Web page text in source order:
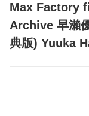
Max Factory
Archive 早瀨
典版) Yuuka